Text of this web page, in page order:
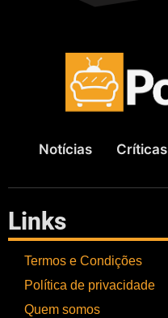
Notícias Críticas
Links
Termos e Condições
Política de privacidade
Quem somos